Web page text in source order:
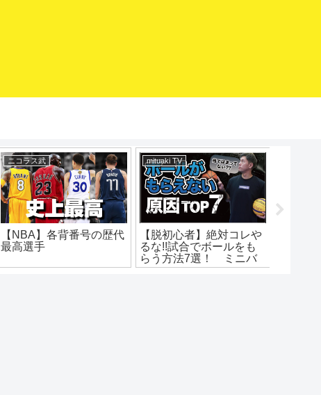
mituaki TV
抜ける技！簡単アイザイ
アムーブ解説！ハーフタ
イントと練習法！バスケ
エアボーズ【Airbowz 】
【バスケ練習グッズ】ボ
ールリターン（スポルデ
ィング8352S）
SPALDING Basketball